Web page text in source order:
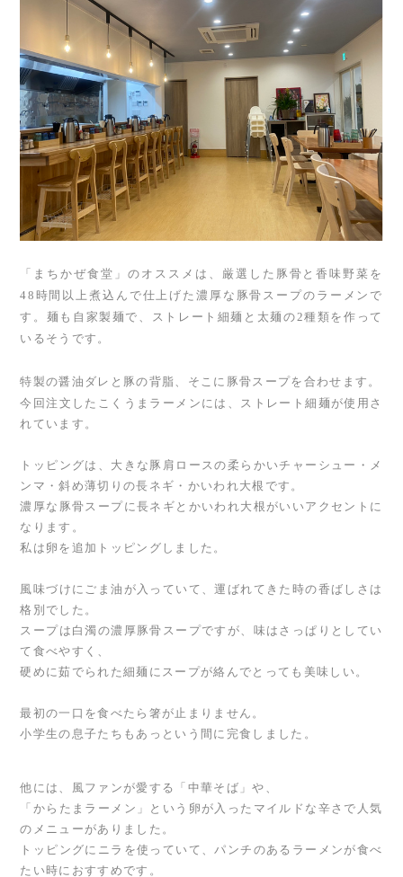
「まちかぜ食堂」のオススメは、厳選した豚骨と香味野菜を
48時間以上煮込んで仕上げた濃厚な豚骨スープのラーメンで
す。麺も自家製麺で、ストレート細麺と太麺の2種類を作って
いるそうです。
特製の醤油ダレと豚の背脂、そこに豚骨スープを合わせます。
今回注文したこくうまラーメンには、ストレート細麺が使用さ
れています。
トッピングは、大きな豚肩ロースの柔らかいチャーシュー・メ
ンマ・斜め薄切りの長ネギ・かいわれ大根です。
濃厚な豚骨スープに長ネギとかいわれ大根がいいアクセントに
なります。
私は卵を追加トッピングしました。
風味づけにごま油が入っていて、運ばれてきた時の香ばしさは
格別でした。
スープは白濁の濃厚豚骨スープですが、味はさっぱりとしてい
て食べやすく、
硬めに茹でられた細麺にスープが絡んでとっても美味しい。
最初の一口を食べたら箸が止まりません。
小学生の息子たちもあっという間に完食しました。
他には、風ファンが愛する「中華そば」や、
「からたまラーメン」という卵が入ったマイルドな辛さで人気
のメニューがありました。
トッピングにニラを使っていて、パンチのあるラーメンが食べ
たい時におすすめです。